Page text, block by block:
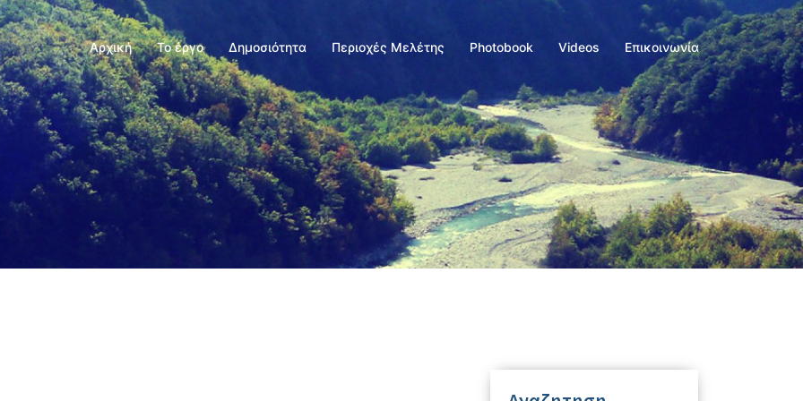
Αρχική Το έργο Δημοσιότητα Περιοχές Μελέτης Photobook Videos Επικοινωνία